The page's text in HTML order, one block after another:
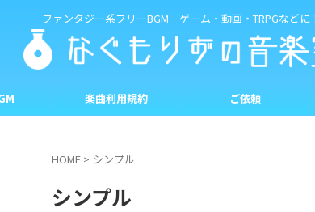
ファンタジー系フリーBGM｜ゲーム・動画・TRPGなどに
楽曲利用規約 ご依頼
HOME > シンプル
シンプル